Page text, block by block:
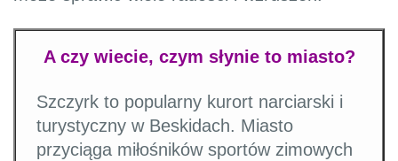
A czy wiecie, czym słynie to miasto?
Szczyrk to popularny kurort narciarski i
turystyczny w Beskidach. Miasto
przyciąga miłośników sportów zimowych